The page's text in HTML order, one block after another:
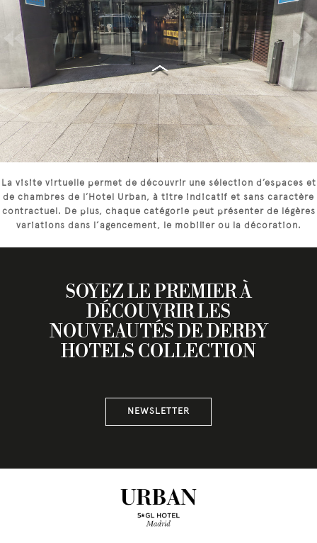
La visite virtuelle permet de découvrir une sélection d’espaces et
de chambres de l’Hotel Urban, à titre indicatif et sans caractère
contractuel. De plus, chaque catégorie peut présenter de légères
variations dans l’agencement, le mobilier ou la décoration.
SOYEZ LE PREMIER À
DÉCOUVRIR LES
NOUVEAUTÉS DE DERBY
HOTELS COLLECTION
NEWSLETTER